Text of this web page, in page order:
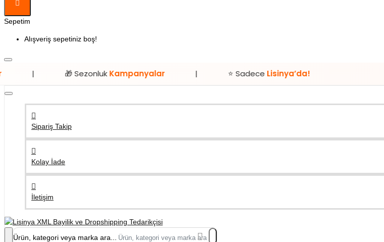
Sepetim
Alışveriş sepetiniz boş!
🎁 Sezonluk Kampanyalar | ⭐ Sadece Lisinya’da!
Sipariş Takip
Kolay İade
İletişim
Ürün, kategori veya marka ara...